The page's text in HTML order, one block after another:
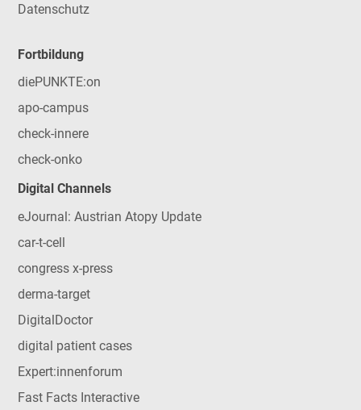
Datenschutz
Fortbildung
diePUNKTE:on
apo-campus
check-innere
check-onko
Digital Channels
eJournal: Austrian Atopy Update
car-t-cell
congress x-press
derma-target
DigitalDoctor
digital patient cases
Expert:innenforum
Fast Facts Interactive